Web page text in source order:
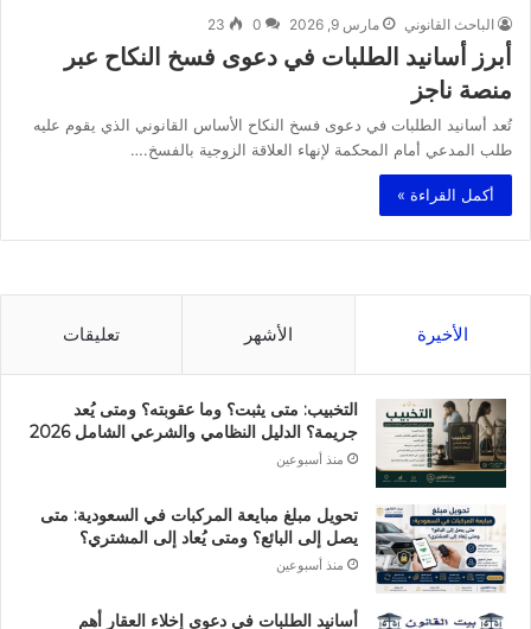
الباحث القانوني مارس 9, 2026 0
23
أبرز أسانيد الطلبات في دعوى فسخ النكاح عبر
منصة ناجز
تُعد أسانيد الطلبات في دعوى فسخ النكاح الأساس القانوني الذي يقوم عليه
طلب المدعي أمام المحكمة لإنهاء العلاقة الزوجية بالفسخ.…
أكمل القراءة »
الأخيرة الأشهر تعليقات
التخبيب: متى يثبت؟ وما عقوبته؟ ومتى يُعد
جريمة؟ الدليل النظامي والشرعي الشامل 2026
منذ أسبوعين
تحويل مبلغ مبايعة المركبات في السعودية: متى
يصل إلى البائع؟ ومتى يُعاد إلى المشتري؟
منذ أسبوعين
أسانيد الطلبات في دعوى إخلاء العقار أهم